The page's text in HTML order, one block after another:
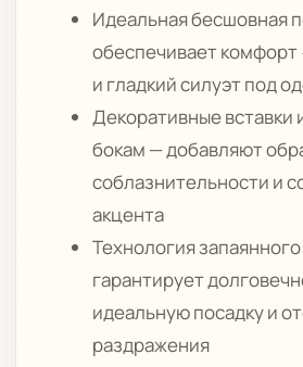
Идеальная бесшовная
обеспечивает комфорт
и гладкий силуэт под
Декоративные вставки
бокам — добавляют
соблазнительности и
акцента
Технология
гарантирует
идеальную посадку и
раздражения